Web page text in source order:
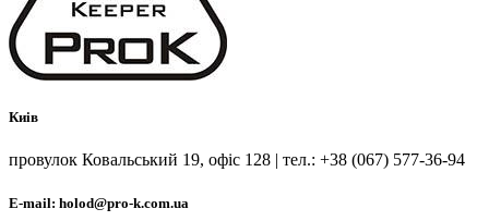
Киів
провулок Ковальський 19, офіс 128 | тел.: +38 (067) 577-36-94
E-mail: holod@pro-k.com.ua